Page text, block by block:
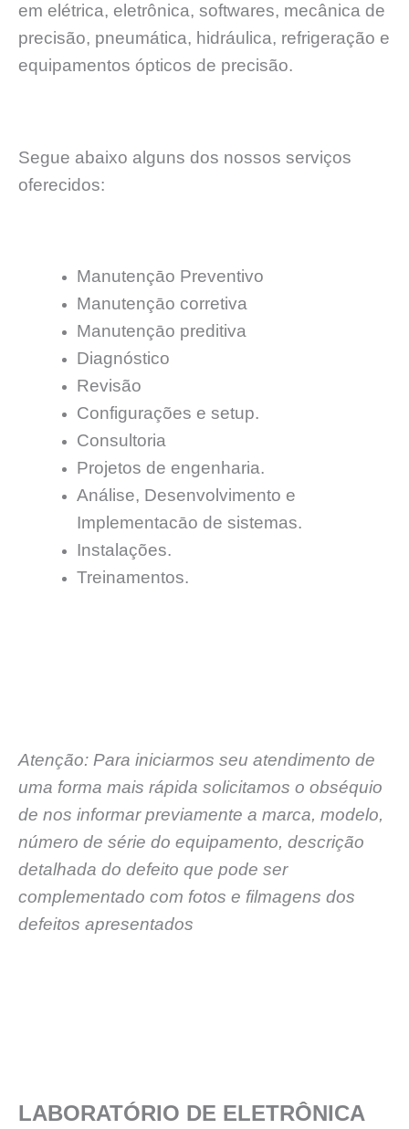
em elétrica, eletrônica, softwares, mecânica de
precisão, pneumática, hidráulica, refrigeração e
equipamentos ópticos de precisão.
Segue abaixo alguns dos nossos serviços
oferecidos:
Manutençāo Preventivo
Manutençāo corretiva
Manutençāo preditiva
Diagnóstico
Revisão
Configurações e setup.
Consultoria
Projetos de engenharia.
Análise, Desenvolvimento e
Implementacāo de sistemas.
Instalações.
Treinamentos.
Atenção: Para iniciarmos seu atendimento de
uma forma mais rápida solicitamos o obséquio
de nos informar previamente a marca, modelo,
número de série do equipamento, descrição
detalhada do defeito que pode ser
complementado com fotos e filmagens dos
defeitos apresentados
LABORATÓRIO DE ELETRÔNICA